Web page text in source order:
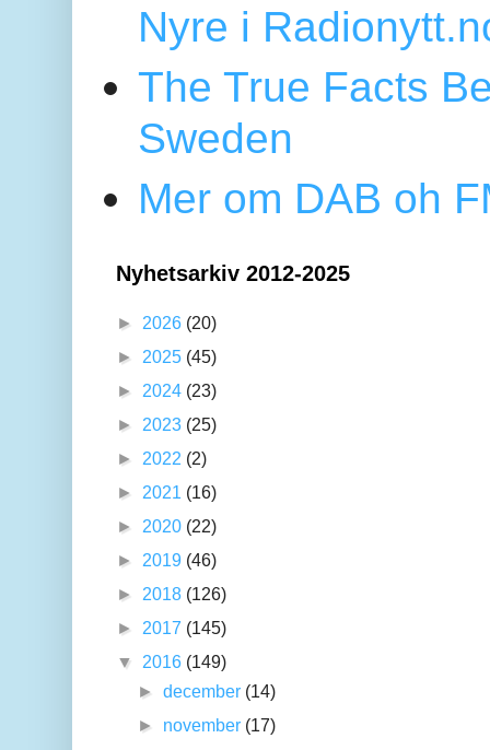
Nyre i
The True Facts
Sweden
Mer om DAB oh
Nyhetsarkiv 2012-2025
► 2026 (20)
► 2025 (45)
► 2024 (23)
► 2023 (25)
► 2022 (2)
► 2021 (16)
► 2020 (22)
► 2019 (46)
► 2018 (126)
► 2017 (145)
▼ 2016 (149)
►december (14)
► november (17)